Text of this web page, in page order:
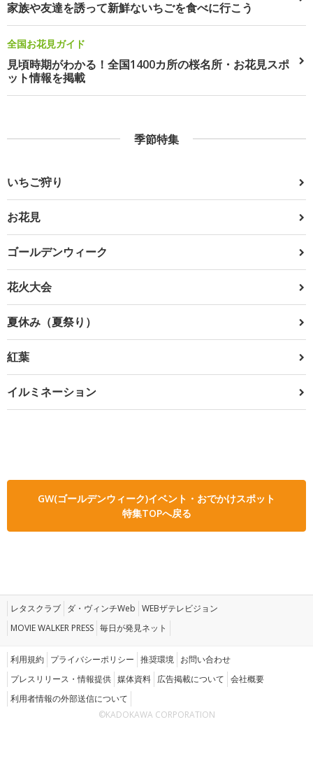
家族や友達を誘って新鮮ないちごを食べに行こう
全国お花見ガイド
見頃時期がわかる！全国1400カ所の桜名所・お花見スポ
ット情報を掲載
季節特集
いちご狩り
お花見
ゴールデンウィーク
花火大会
夏休み（夏祭り）
紅葉
イルミネーション
GW(ゴールデンウィーク)イベント・おでかけスポット
特集TOPへ戻る
レタスクラブ ダ・ヴィンチWeb WEBザテレビジョン
MOVIE WALKER PRESS 毎日が発見ネット
利用規約 プライバシーポリシー 推奨環境 お問い合わせ
プレスリリース・情報提供 媒体資料 広告掲載について 会社概要
利用者情報の外部送信について
©KADOKAWA CORPORATION